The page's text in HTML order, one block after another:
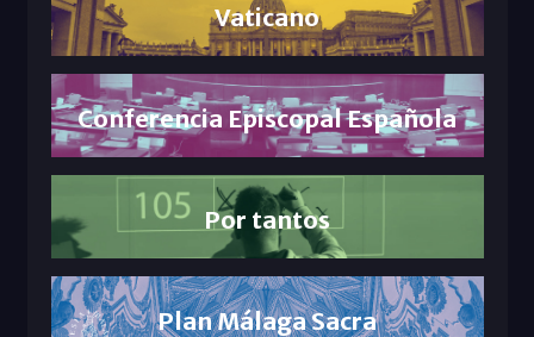
Vaticano
Conferencia Episcopal Española
Por tantos
Plan Málaga Sacra